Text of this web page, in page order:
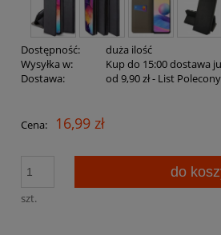
Dostępność:
duża ilość
Wysyłka w:
Kup do 15:00 dostawa
Dostawa:
od 9,90 zł- List
Cena nie zawiera ewentualnych
Cena: 16,99 zł
szt.
do